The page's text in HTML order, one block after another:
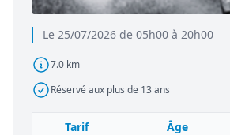
Le 25/07/2026 de 05h00 à 20h00
7.0 km
Réservé aux plus de 13 ans
Tarif Âge